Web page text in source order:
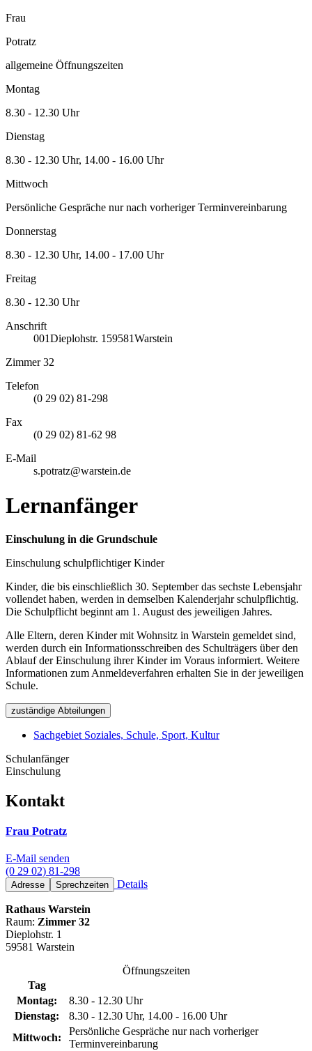
Frau
Potratz
allgemeine Öffnungszeiten
Montag
8.30 - 12.30 Uhr
Dienstag
8.30 - 12.30 Uhr, 14.00 - 16.00 Uhr
Mittwoch
Persönliche Gespräche nur nach vorheriger Terminvereinbarung
Donnerstag
8.30 - 12.30 Uhr, 14.00 - 17.00 Uhr
Freitag
8.30 - 12.30 Uhr
Anschrift
001Dieplohstr. 1 59581Warstein
Zimmer 32
Telefon
(0 29 02) 81-298
Fax
(0 29 02) 81-62 98
E-Mail
s.potratz@warstein.de
Lernanfänger
Einschulung in die Grundschule
Einschulung schulpflichtiger Kinder
Kinder, die bis einschließlich 30. September das sechste Lebensjahr
vollendet haben, werden in demselben Kalenderjahr schulpflichtig.
Die Schulpflicht beginnt am 1. August des jeweiligen Jahres.
Alle Eltern, deren Kinder mit Wohnsitz in Warstein gemeldet sind,
werden durch ein Informationsschreiben des Schulträgers über den
Ablauf der Einschulung ihrer Kinder im Voraus informiert. Weitere
Informationen zum Anmeldeverfahren erhalten Sie in der jeweiligen
Schule.
zuständige Abteilungen
Sachgebiet Soziales, Schule, Sport, Kultur
Schulanfänger
Einschulung
Kontakt
Frau Potratz
E-Mail senden
(0 29 02) 81-298
Adresse Sprechzeiten Details
Rathaus Warstein
Raum: Zimmer 32
Dieplohstr. 1
59581 Warstein
Öffnungszeiten
Tag
Montag:
8.30 - 12.30 Uhr
Dienstag:
8.30 - 12.30 Uhr, 14.00 - 16.00 Uhr
Mittwoch:
Persönliche Gespräche nur nach vorheriger
Terminvereinbarung